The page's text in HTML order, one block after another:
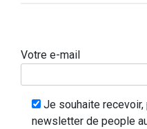
Votre e-mail
Je souhaite
newsletter de people